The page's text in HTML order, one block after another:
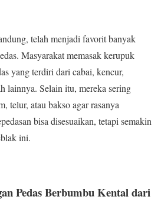
telah menjadi favorit banyak
Masyarakat memasak kerupuk
yang terdiri dari cabai, kencur,
lainnya. Selain itu, mereka sering
telur, atau bakso agar rasanya
bisa disesuaikan, tetapi semakin
ini.
Pedas Berbumbu Kental dari